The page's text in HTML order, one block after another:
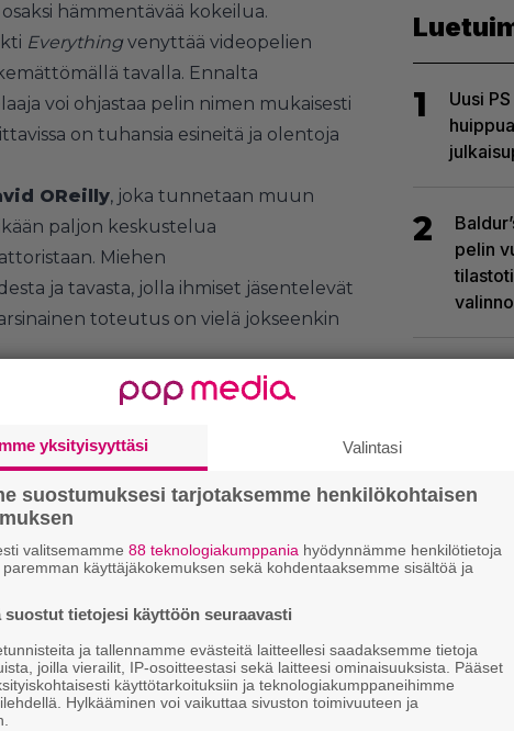
hämmentävää kokeilua.
Everything venyttää videopelien
tavalla. Ennalta
voi ohjastaa pelin nimen mukaisesti
on tuhansia esineitä ja olentoja
OReilly, joka tunnetaan muun
paljon keskustelua
Miehen
ja tavasta, jolla ihmiset jäsentelevät
toteutus on vielä jokseenkin
1
Uusi
2
pelin
Pass
4
EA
6
uutta
yksityisyyttäsi Valintasi
suostumuksesi tarjotaksemme henkilökohtaisen
valitsemamme 88 teknologiakumppania hyödynnämme henkilötietoja
käyttäjäkokemuksen sekä kohdentaaksemme sisältöä ja
suostut tietojesi käyttöön seuraavasti
ja tallennamme evästeitä laitteellesi saadaksemme tietoja
joilla vierailit, IP-osoitteestasi sekä laitteesi ominaisuuksista. Pääset
käyttötarkoituksiin ja teknologiakumppaneihimme
Hylkääminen voi vaikuttaa sivuston toimivuuteen ja